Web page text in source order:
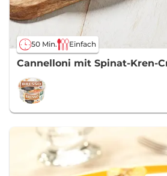
50 Min. Einfach
Cannelloni mit Spinat-Kren-